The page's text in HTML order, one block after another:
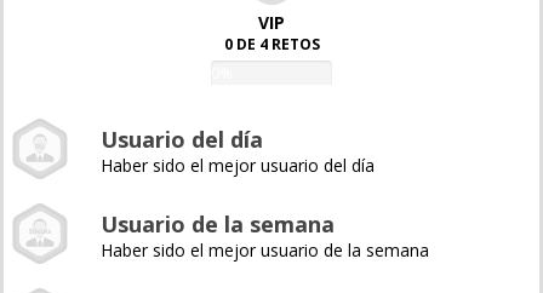
VIP
0 DE 4 RETOS
Usuario del día
Haber sido el mejor usuario del día
Usuario de la semana
Haber sido el mejor usuario de la semana